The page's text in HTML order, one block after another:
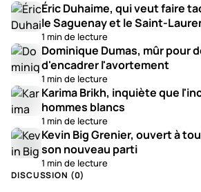
Éric Duhaime, qui veut faire
le Saguenay et le Saint-
1 min de lecture
Dominique Dumas, mûr pour
d'encadrer l'avortement
1 min de lecture
Karima Brikh, inquiète que
hommes blancs
1 min de lecture
Kevin Big Grenier, ouvert à
son nouveau parti
1 min de lecture
DISCUSSION (0)